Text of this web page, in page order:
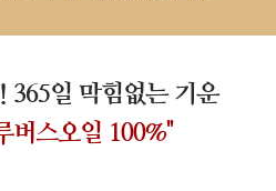
365일 막힘없는 기운
버스오일 100%"